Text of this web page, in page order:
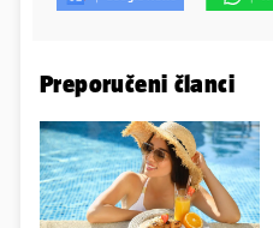
Preporučeni članci